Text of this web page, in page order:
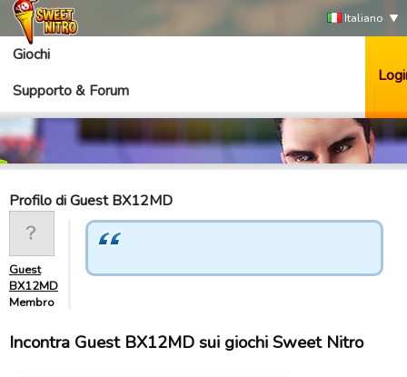
Italiano
Giochi
Supporto & Forum
Profilo di Guest BX12MD
Guest
BX12MD
Membro
Incontra Guest BX12MD sui giochi Sweet Nitro